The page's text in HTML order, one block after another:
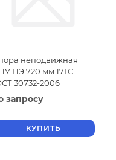
неподвижная
ПЭ 720 мм 17ГС
30732-2006
запросу
КУПИТЬ